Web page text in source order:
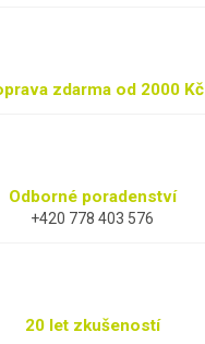
zdarma od 2000 Kč
Odborné poradenství
+420 778 403 576
20 let zkušeností